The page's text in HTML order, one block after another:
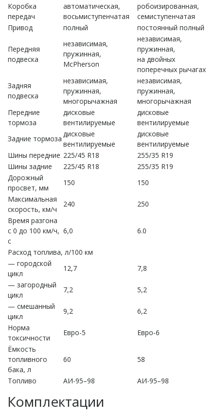
Коробка
передач
автоматическая,
восьмиступенчатая
робоизированная,
семиступенчатая
Привод
полный постоянный полный
Передняя
подвеска
независимая,
пружинная,
McPherson
независимая,
пружинная,
на двойных
поперечных рычагах
Задняя
подвеска
независимая,
пружинная,
многорычажная
независимая,
пружинная,
многорычажная
Передние
тормоза
дисковые
вентилируемые
дисковые
вентилируемые
Задние тормоза
дисковые
вентилируемые
дисковые
вентилируемые
Шины передние 225/45 R18
255/35 R19
Шины задние
225/45 R18
255/35 R19
Дорожный
просвет, мм
150
150
Максимальная
скорость, км/ч
240
250
Время разгона
с 0 до 100 км/ч,
с
6,0 6.0
Расход топлива, л/100 км
— городской
цикл
12,7
7,8
— загородный
цикл
7,2
5,2
— смешанный
цикл
9,2
6,2
Норма
токсичности
Евро-5
Евро-6
Ёмкость
топливного
бака, л
60 58
Топливо АИ-95–98 АИ-95–98
Комплектации